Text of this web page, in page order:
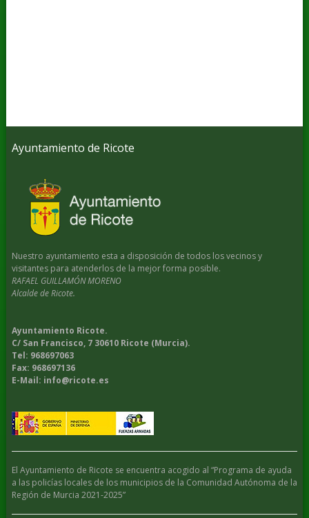
Ayuntamiento de Ricote
Nuestro ayuntamiento esta a disposición de todos los vecinos y
visitantes para atenderlos de la mejor forma posible.
RAFAEL GUILLAMÓN MORENO
Alcalde de Ricote.
Ayuntamiento Ricote.
C/ San Francisco, 7 30610 Ricote (Murcia).
Tel: 968697063
Fax: 968697136
E-Mail: info@ricote.es
El Ayuntamiento de Ricote se encuentra acogido al “Programa de ayuda
a las policías locales de los municipios de la Comunidad Autónoma de la
Región de Murcia 2021-2025”